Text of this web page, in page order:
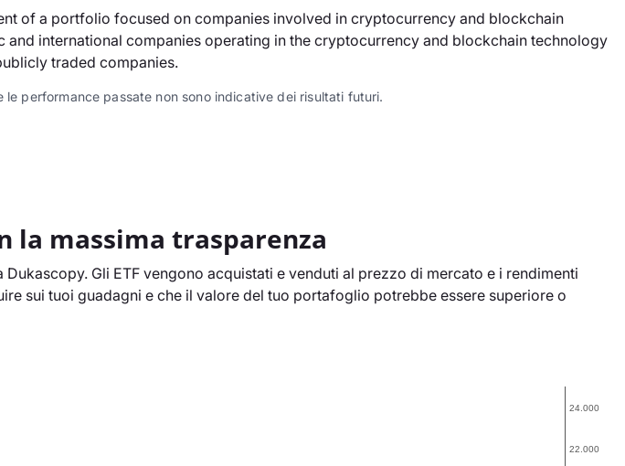
of a portfolio focused on companies involved in cryptocurrency and blockchain
international companies operating in the cryptocurrency and blockchain technology
traded companies.
le performance passate non sono indicative dei risultati futuri.
la massima trasparenza
Gli ETF vengono acquistati e venduti al prezzo di mercato e i rendimenti
sui tuoi guadagni e che il valore del tuo portafoglio potrebbe essere superiore o